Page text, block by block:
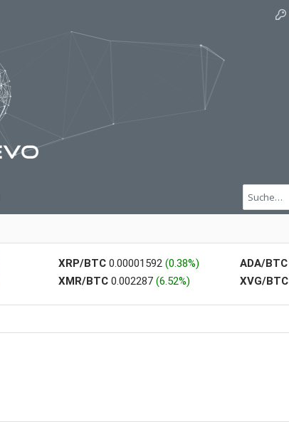
XRP/BTC 0.00001592 (0.38%) ADA/BTC
XMR/BTC 0.002287 (6.52%) XVG/BTC